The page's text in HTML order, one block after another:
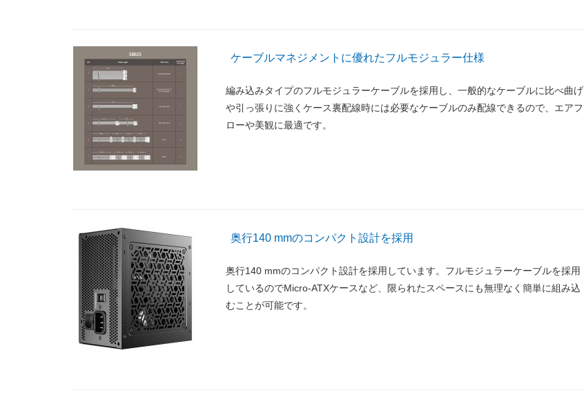
ケーブルマネジメントに優れたフルモジュラー仕様
編み込みタイプのフルモジュラーケーブルを採用し、一般的なケーブルに比べ曲げ
や引っ張りに強くケース裏配線時には必要なケーブルのみ配線できるので、エアフ
ローや美観に最適です。
奥行140 mmのコンパクト設計を採用
奥行140 mmのコンパクト設計を採用しています。フルモジュラーケーブルを採用
しているのでMicro-ATXケースなど、限られたスペースにも無理なく簡単に組み込
むことが可能です。